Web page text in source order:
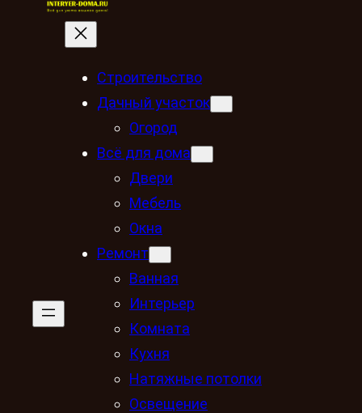
Строительство
Дачный участок
Огород
Всё для дома
Двери
Мебель
Окна
Ремонт
Ванная
Интерьер
Комната
Кухня
Натяжные потолки
Освещение